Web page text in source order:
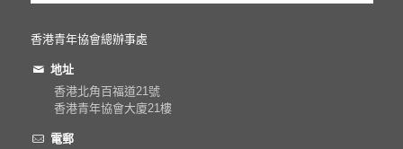
香港青年協會總辦事處
地址
香港北角百福道21號
香港青年協會大廈21樓
電郵